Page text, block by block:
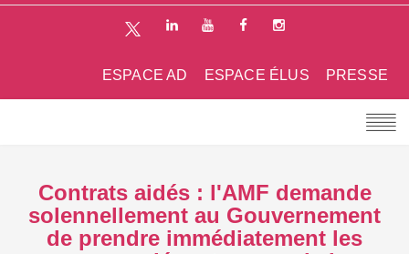
PRESSE
ESPACE ÉLUS
ESPACE AD
Contrats aidés : l'AMF demande
solennellement au Gouvernement
de prendre immédiatement les